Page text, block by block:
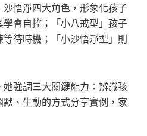
悟淨四大角色，形象化孩子
會自控；「小八戒型」孩子
待時機；「小沙悟淨型」則
強調三大關鍵能力：辨識孩
、生動的方式分享實例，家